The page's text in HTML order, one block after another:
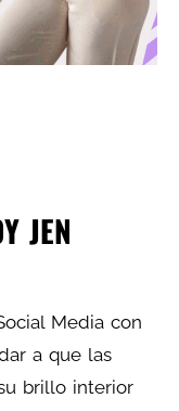
JEN
Media con
a que las
brillo interior